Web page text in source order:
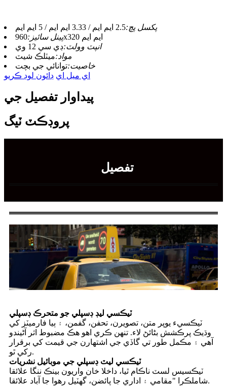
پکسل پچ:2.5 ايم ايم / 3.33 ايم ايم / 5 ايم ايم
پينل سائيز:
960x320 ايم ايم
انپٽ وولٽ:ڊي سي 12 وي
مواد:ميٽلڪ شيٽ
خاصيت:توانائي جي بچت
اي ميل اي ڊائون لوڊ ڪريو
پيداوار تفصيل جي
پروڊڪٽ ٽيگ
تفصيل
ٽيڪسي ليڊ ڊسپلي جو متحرڪ ڊسپلي
ٽيڪسيء يوپر متن، تصويرن، تحفن، گفمن، ۽ ٻيا فارميٽز کي
وڌيڪ پرڪشش بڻائڻ لاء. تنهن ڪري اهو هڪ مضبوط اثر آڻيندو
آهي ۽ مڪمل طور تي گاڏي جي اشتهارن جي قيمت کي برقرار
رکي ٿو.
ٽيڪسي ليٽ ڊسپلي جي موبائيل نشريات
ٽيڪسيس لسٽ ناڪام ٿيا، داخلا خان واريون بينڪ ننگا علائقا
شاملڪرا "مقامي ۽ اداري جا پائضن، گهٽيل رهوا جا آباد علائقا.